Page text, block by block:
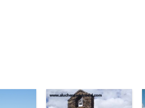
www.alucherosdelpedal.com